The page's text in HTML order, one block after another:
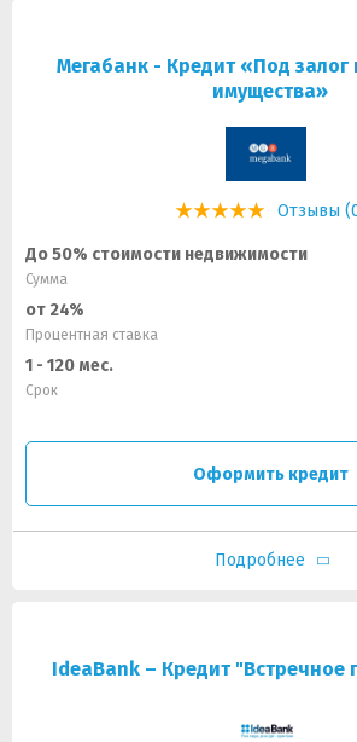
Мегабанк - Кредит «Под
имущества»
Отзывы
До 50% стоимости недвижимости
Сумма
от 24%
Процентная ставка
1 - 120 мес.
Срок
Оформить кредит
Подробнее
IdeaBank – Кредит "Встречное